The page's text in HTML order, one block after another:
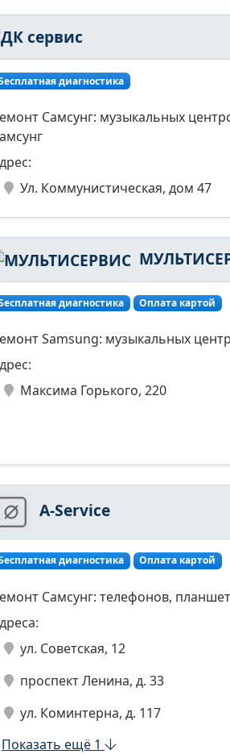
сервис
диагностика
Самсунг: музыкальных
Ул. Коммунистическая, дом 47
диагностика Оплата картой
Samsung: музыкальных
Максима Горького, 220
A-Service
диагностика Оплата картой
Самсунг: телефонов,
ул. Советская, 12
проспект Ленина, д. 33
ул. Коминтерна, д. 117
Показать ещё 1